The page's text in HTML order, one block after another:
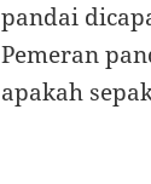
pandai
Pemeran
apakah